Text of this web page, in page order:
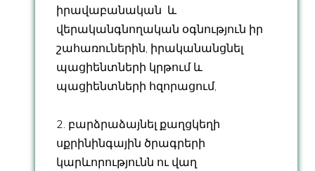
իրավաբանական և
վերականգնողական օգնություն իր
շահառուներին, իրականանցնել
պացիենտների կրթում և
պացիենտների հզորացում,
2. բարձրաձայնել քաղցկեղի
սքրինինգային ծրագրերի
կարևորությունն ու վաղ